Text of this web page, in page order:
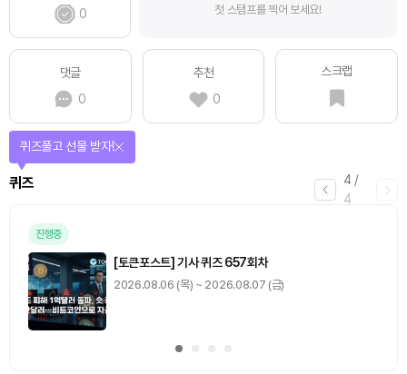
0
첫 스탬프를 찍어 보세요!
댓글
0
추천
0
스크랩
4 /
4
퀴즈
퀴즈풀고 선물 받자!
진행중
[토큰포스트] 기사 퀴즈 657회차
2026.08.06 (목) ~ 2026.08.07 (금)